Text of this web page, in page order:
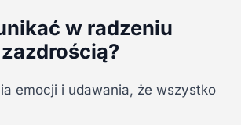
w radzeniu
emocji i udawania, że wszystko